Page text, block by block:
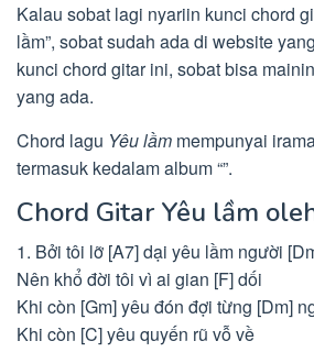
Kalau sobat lagi nyariin kunci chord
lầm”, sobat sudah ada di website
kunci chord gitar ini, sobat bisa
yang ada.
Chord lagu Yêu lầm mempunyai
termasuk kedalam album “”.
Chord Gitar Yêu lầm
1. Bởi tôi lỡ [A7] dại yêu lầm người
Nên khổ đời tôi vì ai gian [F] dối
Khi còn [Gm] yêu đón đợi từng [Dm]
Khi còn [C] yêu quyến rũ vỗ về